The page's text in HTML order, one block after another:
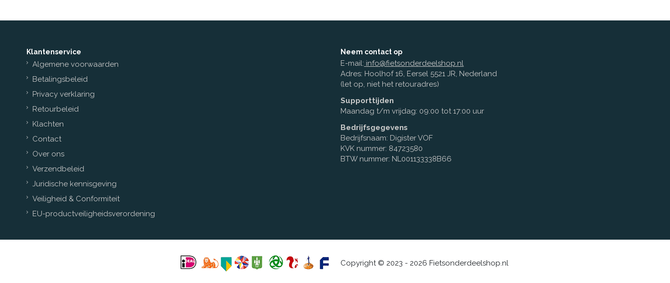
Klantenservice
Algemene voorwaarden
Betalingsbeleid
Privacy verklaring
Retourbeleid
Klachten
Contact
Over ons
Verzendbeleid
Juridische kennisgeving
Veiligheid & Conformiteit
EU-productveiligheidsverordening
Neem contact op
E-mail: info@fietsonderdeelshop.nl
Adres: Hoolhof 16, Eersel 5521 JR, Nederland
(let op, niet het retouradres)
Supporttijden
Maandag t/m vrijdag: 09:00 tot 17:00 uur
Bedrijfsgegevens
Bedrijfsnaam: Digister VOF
KVK nummer: 84723580
BTW nummer: NL001133338B66
Copyright © 2023 - 2026 Fietsonderdeelshop.nl